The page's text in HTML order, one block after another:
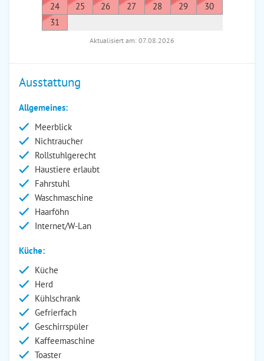
24
25 26 27 28 29
30
31
Aktualisiert am: 07.08.2026
Ausstattung
Allgemeines:
Meerblick
Nichtraucher
Rollstuhlgerecht
Haustiere erlaubt
Fahrstuhl
Waschmaschine
Haarföhn
Internet/W-Lan
Küche:
Küche
Herd
Kühlschrank
Gefrierfach
Geschirrspüler
Kaffeemaschine
Toaster